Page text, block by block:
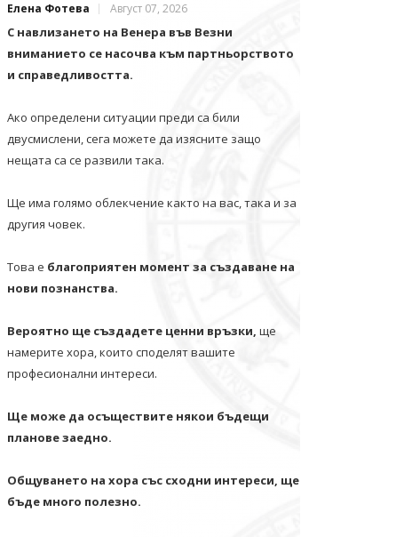
Елена Фотева Август 07, 2026
С навлизането на Венера във Везни
вниманието се насочва към партньорството
и справедливостта.
Ако определени ситуации преди са били
двусмислени, сега можете да изясните защо
нещата са се развили така.
Ще има голямо облекчение както на вас, така и за
другия човек.
Това е благоприятен момент за създаване на
нови познанства.
Вероятно ще създадете ценни връзки, ще
намерите хора, които споделят вашите
професионални интереси.
Ще може да осъществите някои бъдещи
планове заедно.
Общуването на хора със сходни интереси, ще
бъде много полезно.